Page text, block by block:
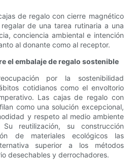
de regalo con cierre magnético
de una tarea rutinaria a una
conciencia ambiental e intención
al donante como al receptor.
el embalaje de regalo sostenible
por la sostenibilidad
cotidianos como el envoltorio
Las cajas de regalo con
como una solución excepcional,
y respeto al medio ambiente
reutilización, su construcción
de materiales ecológicos las
superior a los métodos
desechables y derrochadores.